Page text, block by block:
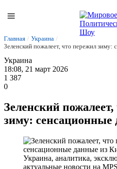
Главная / Украина /
Зеленский пожалеет, что пережил зиму:
Украина
18:08, 21 март 2026
1 387
0
Зеленский
зиму: сенсационные